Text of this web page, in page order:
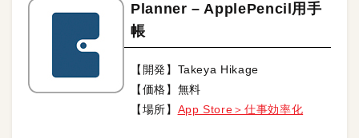
Planner – ApplePencil用手
帳
【開発】Takeya Hikage
【価格】無料
【場所】 App Store＞仕事効率化